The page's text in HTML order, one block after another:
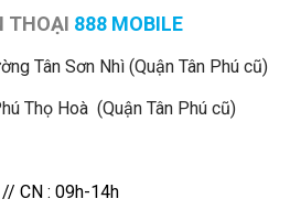
THOẠI 888 MOBILE
Tân Sơn Nhì (Quận Tân Phú cũ)
Thọ Hoà (Quận Tân Phú cũ)
CN : 09h-14h